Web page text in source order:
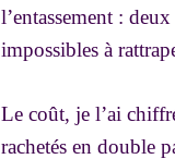
l’entassement :
impossibles à
Le coût, je l’ai
rachetés en double